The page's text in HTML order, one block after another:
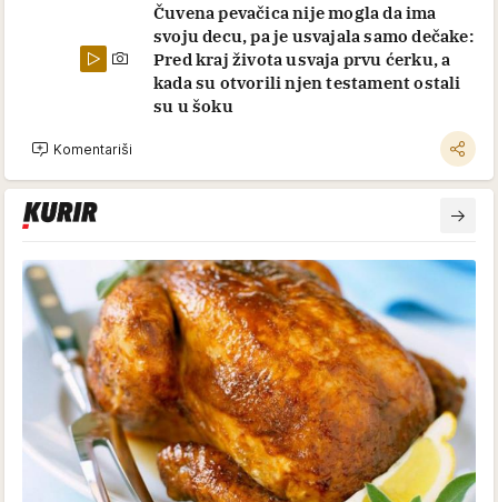
Čuvena pevačica nije mogla da ima
svoju decu, pa je usvajala samo dečake:
Pred kraj života usvaja prvu ćerku, a
kada su otvorili njen testament ostali
su u šoku
Komentariši